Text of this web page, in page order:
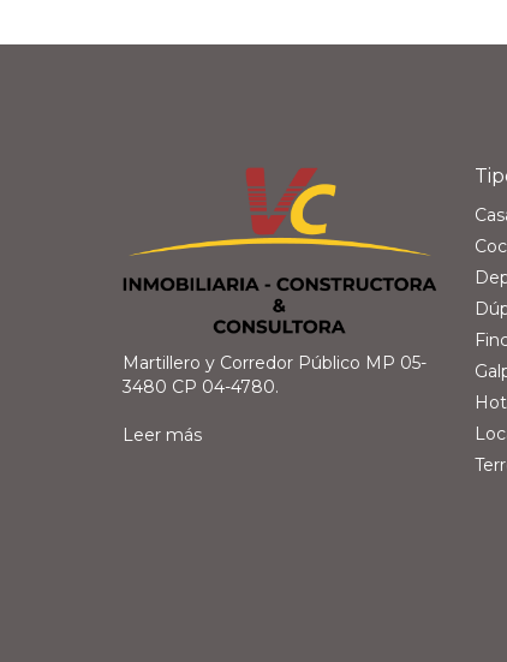
Martillero y Corredor Público MP 05-
3480 CP 04-4780.
Leer más